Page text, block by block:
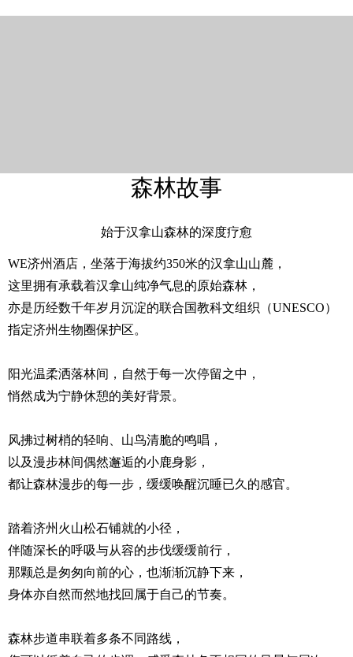
森林故事
始于汉拿山森林的深度疗愈
WE济州酒店，坐落于海拔约350米的汉拿山山麓，
这里拥有承载着汉拿山纯净气息的原始森林，
亦是历经数千年岁月沉淀的联合国教科文组织（UNESCO）
指定济州生物圈保护区。
阳光温柔洒落林间，自然于每一次停留之中，
悄然成为宁静休憩的美好背景。
风拂过树梢的轻响、山鸟清脆的鸣唱，
以及漫步林间偶然邂逅的小鹿身影，
都让森林漫步的每一步，缓缓唤醒沉睡已久的感官。
踏着济州火山松石铺就的小径，
伴随深长的呼吸与从容的步伐缓缓前行，
那颗总是匆匆向前的心，也渐渐沉静下来，
身体亦自然而然地找回属于自己的节奏。
森林步道串联着多条不同路线，